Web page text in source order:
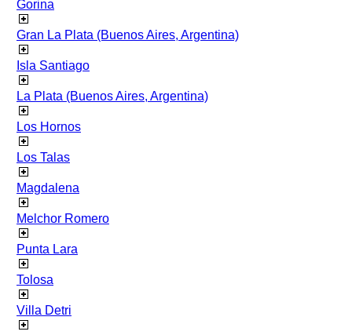
Gorina
Gran La Plata (Buenos Aires, Argentina)
Isla Santiago
La Plata (Buenos Aires, Argentina)
Los Hornos
Los Talas
Magdalena
Melchor Romero
Punta Lara
Tolosa
Villa Detri